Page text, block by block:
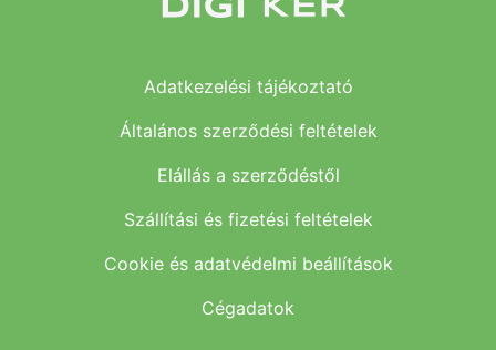
Adatkezelési tájékoztató
Általános szerződési feltételek
Elállás a szerződéstől
Szállítási és fizetési feltételek
Cookie és adatvédelmi beállítások
Cégadatok